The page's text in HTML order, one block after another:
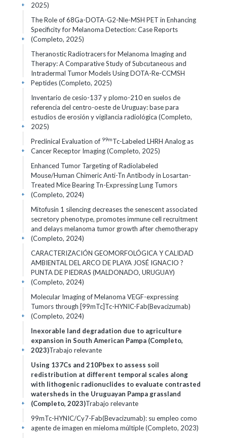
2025)
+
The Role of 68Ga-DOTA-G2-Nle-MSH PET in Enhancing
Specificity for Melanoma Detection: Case Reports
(Completo, 2025)
+
Theranostic Radiotracers for Melanoma Imaging and
Therapy: A Comparative Study of Subcutaneous and
Intradermal Tumor Models Using DOTA-Re-CCMSH
Peptides (Completo, 2025)
+
Inventario de cesio-137 y plomo-210 en suelos de
referencia del centro-oeste de Uruguay: base para
estudios de erosión y vigilancia radiológica (Completo,
2025)
+
Preclinical Evaluation of 99mTc-Labeled LHRH Analog as
Cancer Receptor Imaging (Completo, 2025)
+
Enhanced Tumor Targeting of Radiolabeled
Mouse/Human Chimeric Anti-Tn Antibody in Losartan-
Treated Mice Bearing Tn-Expressing Lung Tumors
(Completo, 2024)
+
Mitofusin 1 silencing decreases the senescent associated
secretory phenotype, promotes immune cell recruitment
and delays melanoma tumor growth after chemotherapy
(Completo, 2024)
+
CARACTERIZACIÓN GEOMORFOLÓGICA Y CALIDAD
AMBIENTAL DEL ARCO DE PLAYA JOSÉ IGNACIO ?
PUNTA DE PIEDRAS (MALDONADO, URUGUAY)
(Completo, 2024)
+
Molecular Imaging of Melanoma VEGF-expressing
Tumors through [99mTc]Tc-HYNIC-Fab(Bevacizumab)
(Completo, 2024)
+
Inexorable land degradation due to agriculture
expansion in South American Pampa (Completo,
2023)Trabajo relevante
+
Using 137Cs and 210Pbex to assess soil
redistribution at different temporal scales along
with lithogenic radionuclides to evaluate contrasted
watersheds in the Uruguayan Pampa grassland
(Completo, 2023)Trabajo relevante
+
99mTc-HYNIC/Cy7-Fab(Bevacizumab): su empleo como
agente de imagen en mieloma múltiple (Completo, 2023)
+